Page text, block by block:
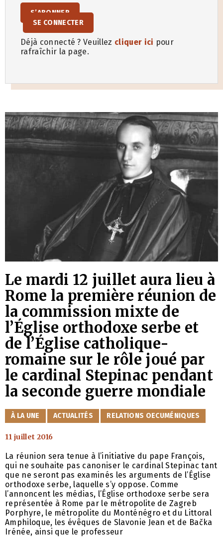
S’ABONNER
SE CONNECTER
Déjà connecté ? Veuillez cliquer ici pour
rafraîchir la page.
Le mardi 12 juillet aura lieu à
Rome la première réunion de
la commission mixte de
l’Église orthodoxe serbe et
de l’Église catholique-
romaine sur le rôle joué par
le cardinal Stepinac pendant
la seconde guerre mondiale
CATÉGORIES
À LA UNE ACTUALITÉS RELATIONS OECUMÉNIQUES
11 juillet 2016
La réunion sera tenue à l’initiative du pape François,
qui ne souhaite pas canoniser le cardinal Stepinac tant
que ne seront pas examinés les arguments de l’Église
orthodoxe serbe, laquelle s’y oppose. Comme
l’annoncent les médias, l’Église orthodoxe serbe sera
représentée à Rome par le métropolite de Zagreb
Porphyre, le métropolite du Monténégro et du Littoral
Amphiloque, les évêques de Slavonie Jean et de Bačka
Irénée, ainsi que le professeur